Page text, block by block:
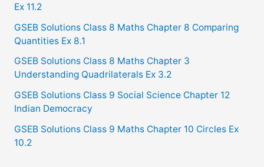
Ex 11.2
GSEB Solutions Class 8 Maths Chapter 8 Comparing
Quantities Ex 8.1
GSEB Solutions Class 8 Maths Chapter 3
Understanding Quadrilaterals Ex 3.2
GSEB Solutions Class 9 Social Science Chapter 12
Indian Democracy
GSEB Solutions Class 9 Maths Chapter 10 Circles Ex
10.2